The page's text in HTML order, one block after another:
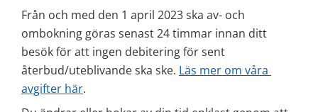
Från och med den 1 april 2023 ska av- och
ombokning göras senast 24 timmar innan ditt
besök för att ingen debitering för sent
återbud/uteblivande ska ske. Läs mer om våra
avgifter här.